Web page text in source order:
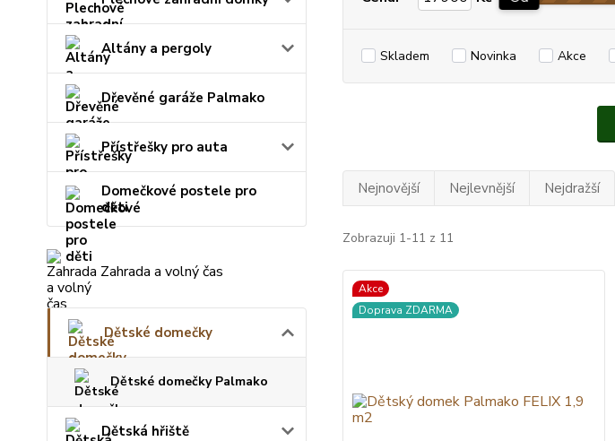
Altány a pergoly
Dřevěné garáže Palmako
Přístřešky pro auta
Domečkové postele pro
děti
Zahrada a volný čas
Dětské domečky
Dětské domečky Palmako
Dětská hřiště
Skladem Novinka Akce
Nejnovější Nejlevnější Nejdražší
Zobrazuji 1-11 z 11
Akce
Doprava ZDARMA